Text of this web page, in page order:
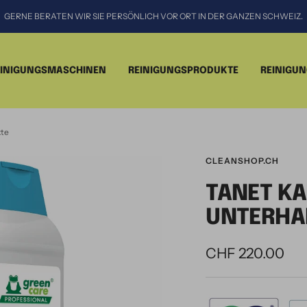
GERNE BERATEN WIR SIE PERSÖNLICH VOR ORT IN DER GANZEN SCHWEIZ.
REINIGUNGSPRODUKTE
CLEANSHOP.CH
TANET
CHF 220.00